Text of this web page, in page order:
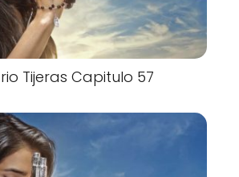
Tijeras Capitulo 57